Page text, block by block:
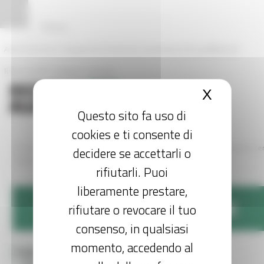
Questo sito fa uso di
cookies e ti consente di
decidere se accettarli o
rifiutarli. Puoi
liberamente prestare,
rifiutare o revocare il tuo
consenso, in qualsiasi
momento, accedendo al
X
/Easy Pnrr Bandi e Avvisi /
Bandi di Amministrazioni
titolari di interventi PNRR
EASYPNRRMARCHE
Toggle navigation MENU